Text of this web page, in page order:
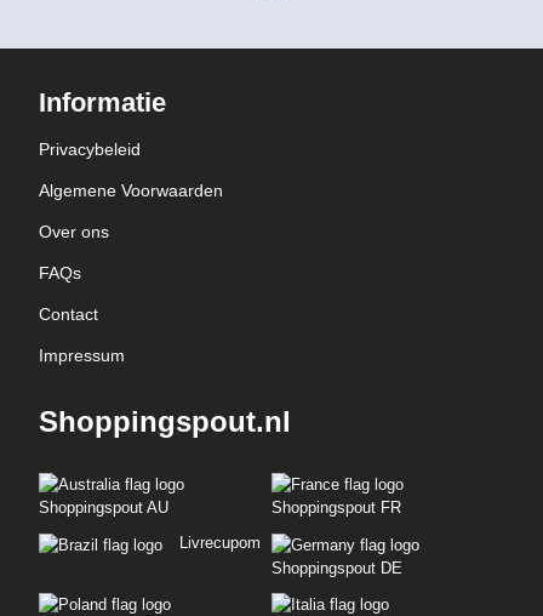
Informatie
Privacybeleid
Algemene Voorwaarden
Over ons
FAQs
Contact
Impressum
Shoppingspout.nl
Shoppingspout AU
Shoppingspout FR
Livrecupom
Shoppingspout DE